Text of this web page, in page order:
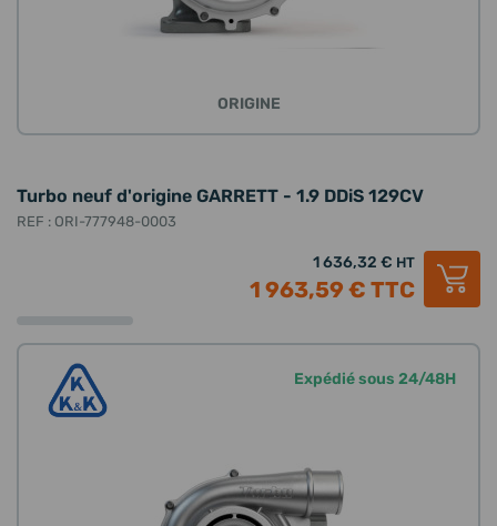
ORIGINE
Turbo neuf d'origine GARRETT - 1.9 DDiS 129CV
REF : ORI-777948-0003
1 636,32 € HT
1 963,59 € TTC
Expédié sous 24/48H